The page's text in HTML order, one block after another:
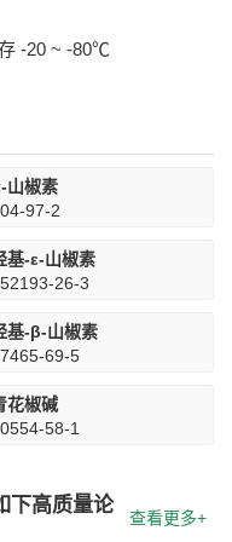
-20 ~ -80℃
山椒素
97-2
基-ε-山椒素
26-3
基-β-山椒素
69-5
花椒碱
58-1
下高质量论
查看更多+